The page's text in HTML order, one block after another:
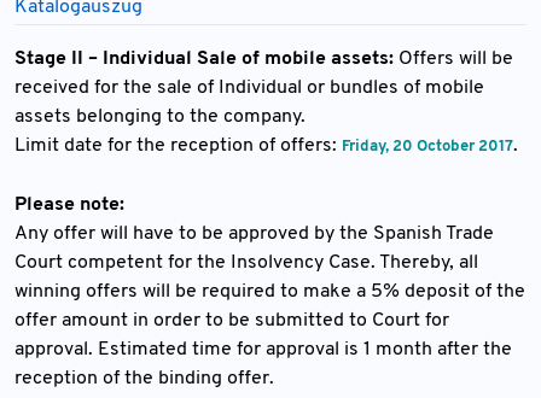
Katalogauszug
Stage II – Individual Sale of mobile assets: Offers will be
received for the sale of Individual or bundles of mobile
assets belonging to the company.
Limit date for the reception of offers: Friday, 20 October 2017.
Please note:
Any offer will have to be approved by the Spanish Trade
Court competent for the Insolvency Case. Thereby, all
winning offers will be required to make a 5% deposit of the
offer amount in order to be submitted to Court for
approval. Estimated time for approval is 1 month after the
reception of the binding offer.